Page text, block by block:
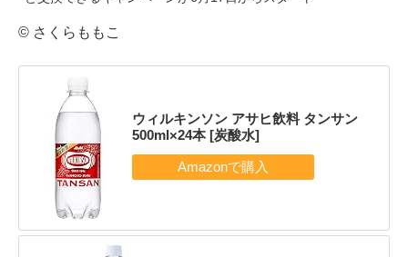
© さくらももこ
ウィルキンソン アサヒ飲料 タンサン
500ml×24本 [炭酸水]